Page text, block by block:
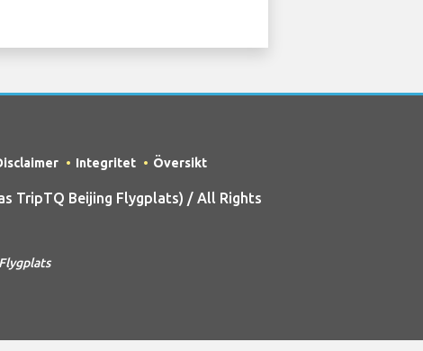
Integritet Översikt
TripTQ Beijing Flygplats) / All Rights